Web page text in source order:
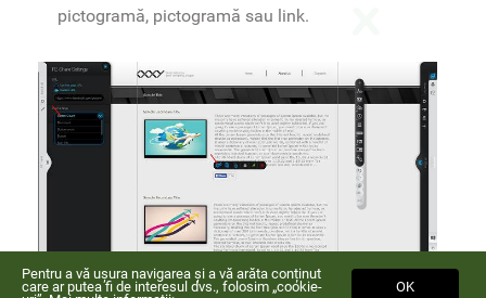
pictogramă, pictogramă sau link.
Pentru a vă ușura navigarea și a vă arăta conținut
care ar putea fi de interesul dvs., folosim „cookie-
OK